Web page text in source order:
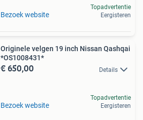
Bezoek website
Topadvertentie
Eergisteren
Originele velgen 19 inch Nissan Qashqai
*OS1008431*
€ 650,00 Details
Bezoek website
Topadvertentie
Eergisteren